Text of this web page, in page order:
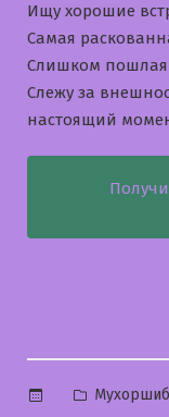
Ищу хорошие
Самая
Слишком пошлая
Слежу за
настоящий